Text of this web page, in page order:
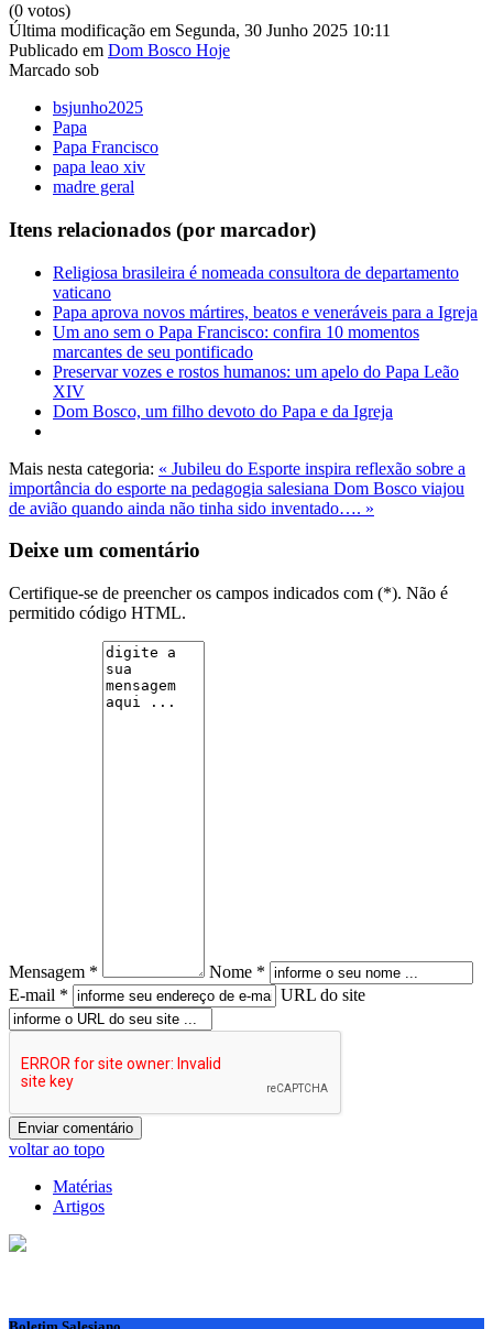
(0 votos)
Última modificação em Segunda, 30 Junho 2025 10:11
Publicado em Dom Bosco Hoje
Marcado sob
bsjunho2025
Papa
Papa Francisco
papa leao xiv
madre geral
Itens relacionados (por marcador)
Religiosa brasileira é nomeada consultora de departamento
vaticano
Papa aprova novos mártires, beatos e veneráveis para a Igreja
Um ano sem o Papa Francisco: confira 10 momentos
marcantes de seu pontificado
Preservar vozes e rostos humanos: um apelo do Papa Leão
XIV
Dom Bosco, um filho devoto do Papa e da Igreja
Mais nesta categoria: « Jubileu do Esporte inspira reflexão sobre a
importância do esporte na pedagogia salesiana Dom Bosco viajou
de avião quando ainda não tinha sido inventado…. »
Deixe um comentário
Certifique-se de preencher os campos indicados com (*). Não é
permitido código HTML.
Mensagem *
Nome *
E-mail *
URL do site
voltar ao topo
Matérias
Artigos